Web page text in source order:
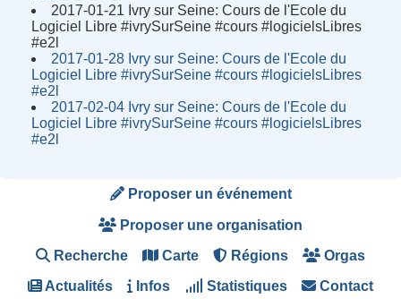
2017-01-21 Ivry sur Seine: Cours de l'Ecole du
Logiciel Libre #ivrySurSeine #cours #logicielsLibres
#e2l
2017-01-28 Ivry sur Seine: Cours de l'Ecole du
Logiciel Libre #ivrySurSeine #cours #logicielsLibres
#e2l
2017-02-04 Ivry sur Seine: Cours de l'Ecole du
Logiciel Libre #ivrySurSeine #cours #logicielsLibres
#e2l
Proposer un événement
Proposer une organisation
Recherche Carte Régions Orgas
Actualités Infos Statistiques Contact